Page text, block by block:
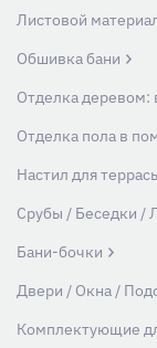
Листовой
Обшивка бани
Отделка деревом:
Отделка пола в
Настил для
Срубы / Беседки /
Бани-бочки
Двери / Окна /
Комплектующие